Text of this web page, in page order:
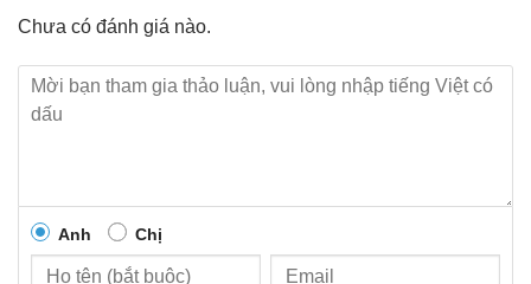
Chưa có đánh giá nào.
Anh Chị